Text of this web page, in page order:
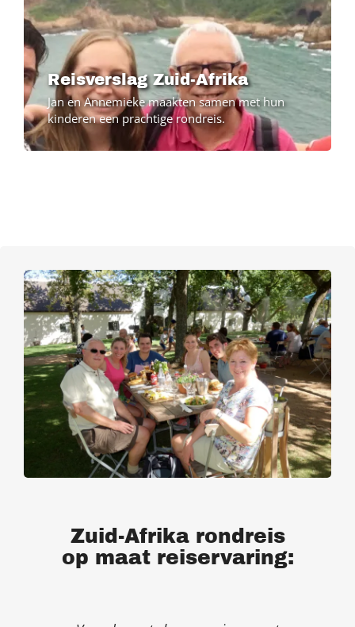
Reisverslag Zuid-Afrika
Jan en Annemieke maakten samen met hun
kinderen een prachtige rondreis.
Zuid-Afrika rondreis
op maat reiservaring: